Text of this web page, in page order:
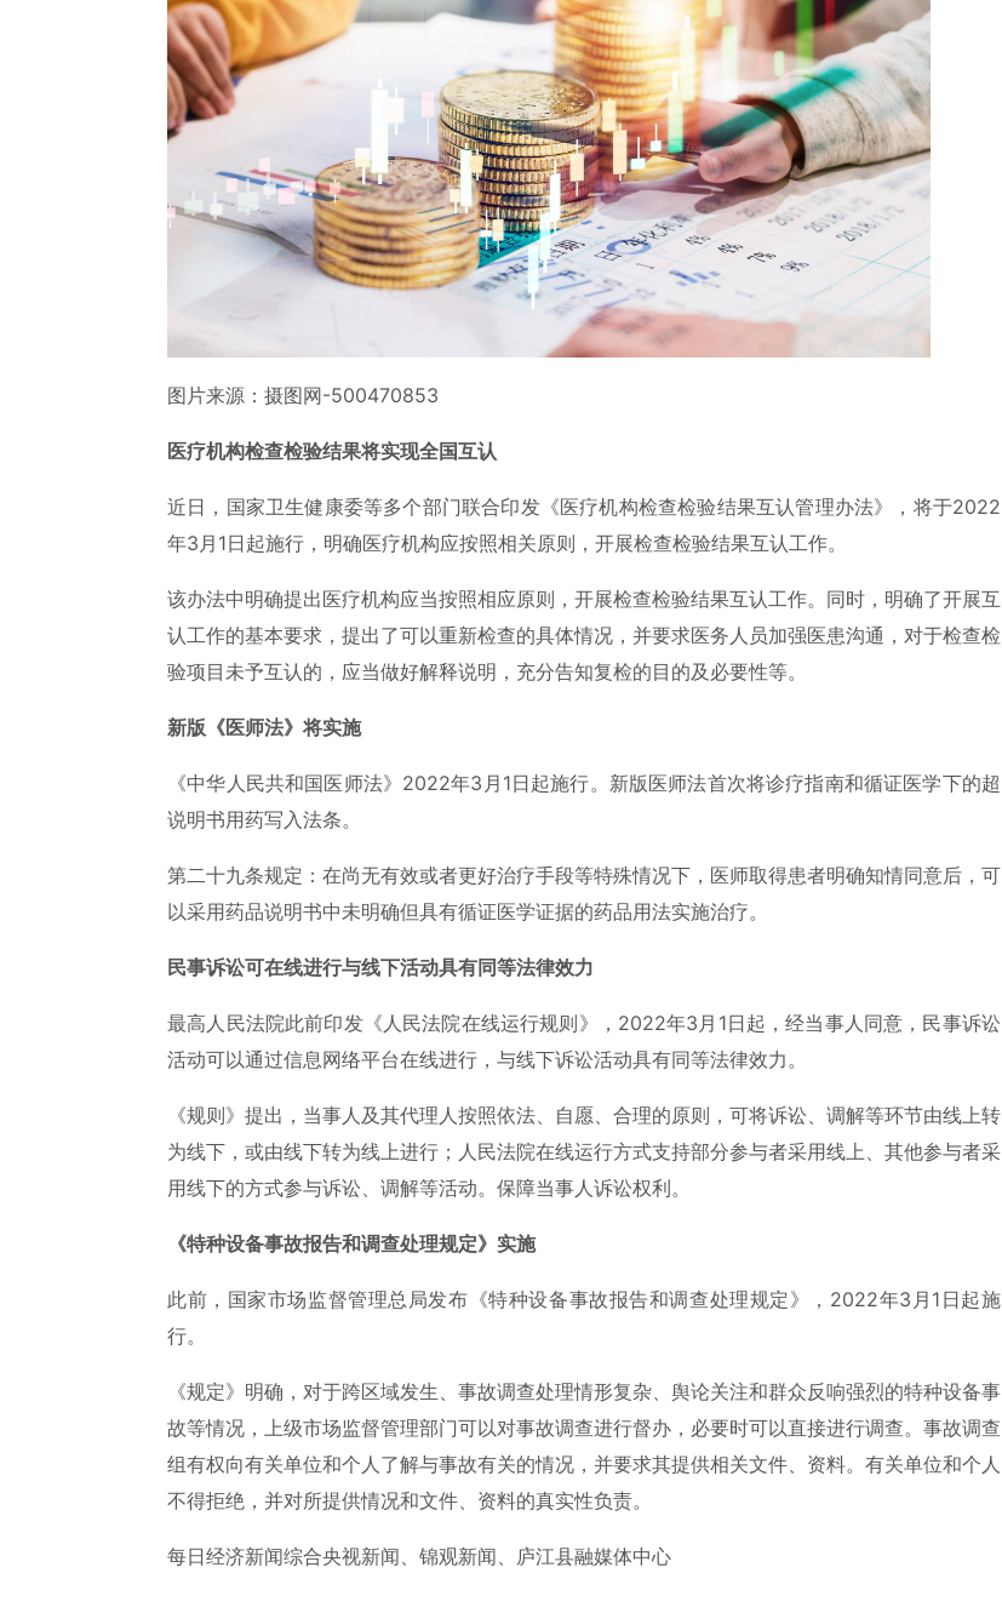
图片来源：摄图网-500470853
医疗机构检查检验结果将实现全国互认
近日，国家卫生健康委等多个部门联合印发《医疗机构检查检验结果互认管理办法》，将于2022
年3月1日起施行，明确医疗机构应按照相关原则，开展检查检验结果互认工作。
该办法中明确提出医疗机构应当按照相应原则，开展检查检验结果互认工作。同时，明确了开展互
认工作的基本要求，提出了可以重新检查的具体情况，并要求医务人员加强医患沟通，对于检查检
验项目未予互认的，应当做好解释说明，充分告知复检的目的及必要性等。
新版《医师法》将实施
《中华人民共和国医师法》2022年3月1日起施行。新版医师法首次将诊疗指南和循证医学下的超
说明书用药写入法条。
第二十九条规定：在尚无有效或者更好治疗手段等特殊情况下，医师取得患者明确知情同意后，可
以采用药品说明书中未明确但具有循证医学证据的药品用法实施治疗。
民事诉讼可在线进行与线下活动具有同等法律效力
最高人民法院此前印发《人民法院在线运行规则》，2022年3月1日起，经当事人同意，民事诉讼
活动可以通过信息网络平台在线进行，与线下诉讼活动具有同等法律效力。
《规则》提出，当事人及其代理人按照依法、自愿、合理的原则，可将诉讼、调解等环节由线上转
为线下，或由线下转为线上进行；人民法院在线运行方式支持部分参与者采用线上、其他参与者采
用线下的方式参与诉讼、调解等活动。保障当事人诉讼权利。
《特种设备事故报告和调查处理规定》实施
此前，国家市场监督管理总局发布《特种设备事故报告和调查处理规定》，2022年3月1日起施
行。
《规定》明确，对于跨区域发生、事故调查处理情形复杂、舆论关注和群众反响强烈的特种设备事
故等情况，上级市场监督管理部门可以对事故调查进行督办，必要时可以直接进行调查。事故调查
组有权向有关单位和个人了解与事故有关的情况，并要求其提供相关文件、资料。有关单位和个人
不得拒绝，并对所提供情况和文件、资料的真实性负责。
每日经济新闻综合央视新闻、锦观新闻、庐江县融媒体中心